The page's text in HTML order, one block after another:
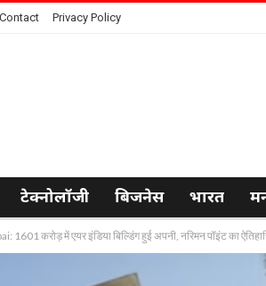
Contact Privacy Policy
टेक्नोलॉजी बिजनेस भारत
करोड़ में एयर इंडिया बिल्डिंग हुई अपनी, नरिमन पॉइंट का